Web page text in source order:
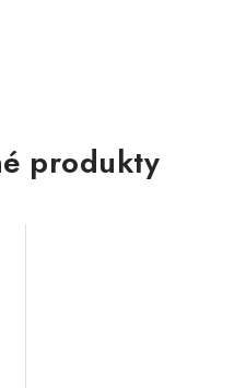
produkty